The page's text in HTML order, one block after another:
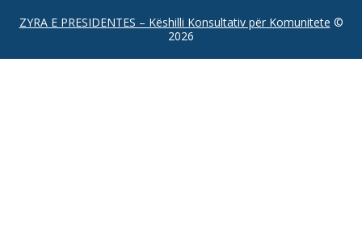
ZYRA E PRESIDENTES – Këshilli Konsultativ për Komunitete ©
2026